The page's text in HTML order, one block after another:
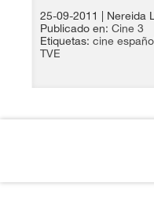
25-09-2011
| Nereida
Publicado en: Cine 3
Etiquetas: cine
TVE